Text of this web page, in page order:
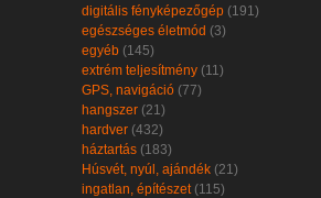
digitális fényképezőgép (191)
egészséges életmód (3)
egyéb (145)
extrém teljesítmény (11)
GPS, navigáció (77)
hangszer (21)
hardver (432)
háztartás (183)
Húsvét, nyúl, ajándék (21)
ingatlan, építészet(115)